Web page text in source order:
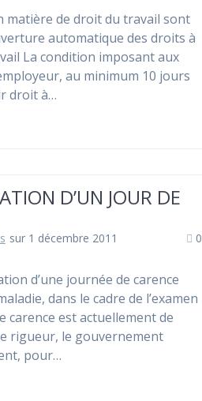
matière de droit du travail sont
automatique des droits à
La condition imposant aux
au minimum 10 jours
droit à…
D’UN JOUR DE
sur 1 décembre 2011 0
d’une journée de carence
dans le cadre de l’examen
carence est actuellement de
rigueur, le gouvernement
pour…